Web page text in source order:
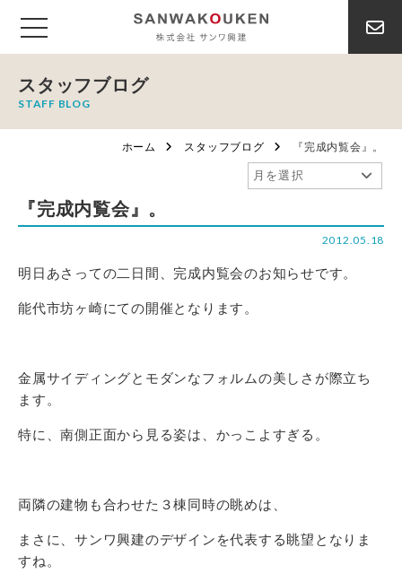
スタッフブログ
STAFF BLOG
ホーム スタッフブログ 『完成内覧会』。
『完成内覧会』。
2012.05.18
明日あさっての二日間、完成内覧会のお知らせです。
能代市坊ヶ崎にての開催となります。
金属サイディングとモダンなフォルムの美しさが際立ち
ます。
特に、南側正面から見る姿は、かっこよすぎる。
両隣の建物も合わせた３棟同時の眺めは、
まさに、サンワ興建のデザインを代表する眺望となりま
すね。